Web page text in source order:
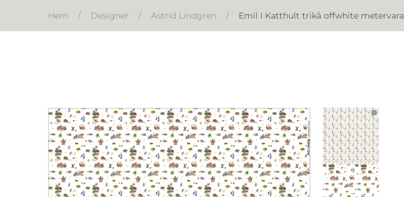
Hem / Designer / Astrid Lindgren / Emil I Katthult trikå offwhite metervara